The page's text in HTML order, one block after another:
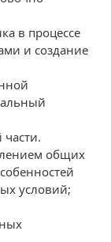
в процессе
и создание
общих
условий;